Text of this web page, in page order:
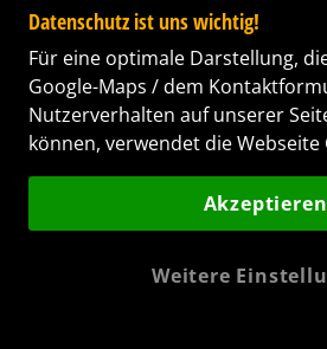
Thüringen
es uns zur Aufgabe
Datenschutz ist uns wichtig!
Für eine optimale Darstellung,
Google-Maps / dem
Nutzerverhalten auf unserer
können, verwendet die Webseite
Akzeptieren
Weitere